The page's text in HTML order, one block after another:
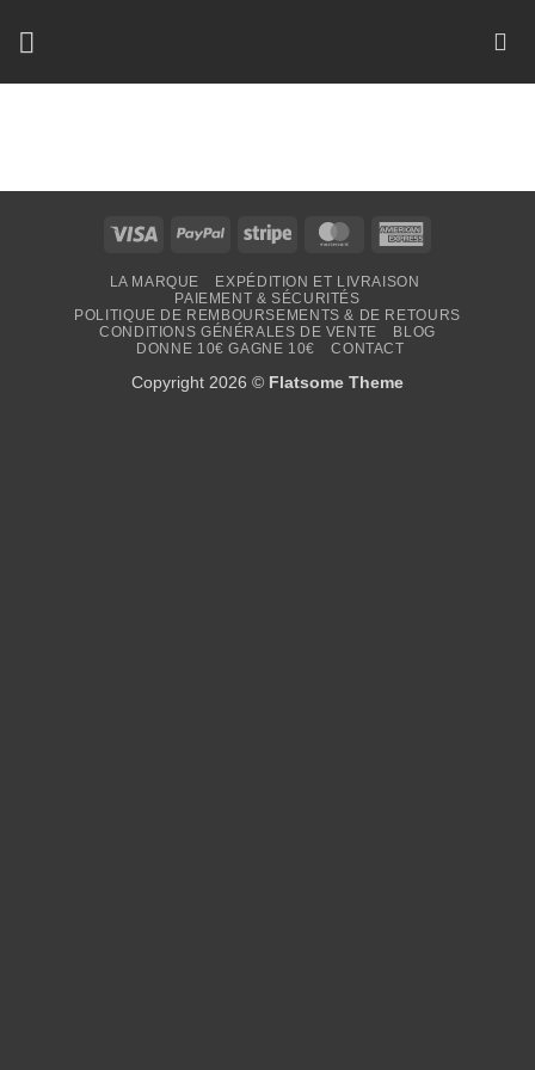
Visa PayPal Stripe MasterCard
LA MARQUE
EXPÉDITION ET LIVRAISON
PAIEMENT & SÉCURITÉS
POLITIQUE DE REMBOURSEMENTS & DE RETOURS
CONDITIONS GÉNÉRALES DE VENTE
BLOG
DONNE 10€ GAGNE 10€
CONTACT
Copyright 2026 © Flatsome Theme